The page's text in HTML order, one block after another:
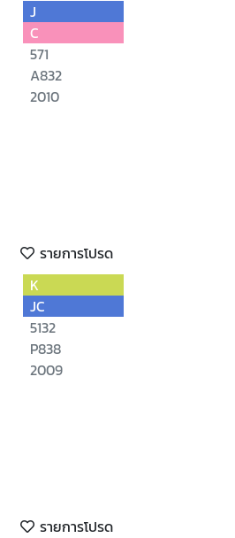
J
C
571
A832
2010
รายการโปรด
K
JC
5132
P838
2009
รายการโปรด